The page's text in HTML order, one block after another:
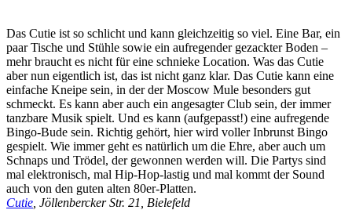
Das Cutie ist so schlicht und kann gleichzeitig so viel. Eine Bar, ein
paar Tische und Stühle sowie ein aufregender gezackter Boden –
mehr braucht es nicht für eine schnieke Location. Was das Cutie
aber nun eigentlich ist, das ist nicht ganz klar. Das Cutie kann eine
einfache Kneipe sein, in der der Moscow Mule besonders gut
schmeckt. Es kann aber auch ein angesagter Club sein, der immer
tanzbare Musik spielt. Und es kann (aufgepasst!) eine aufregende
Bingo-Bude sein. Richtig gehört, hier wird voller Inbrunst Bingo
gespielt. Wie immer geht es natürlich um die Ehre, aber auch um
Schnaps und Trödel, der gewonnen werden will. Die Partys sind
mal elektronisch, mal Hip-Hop-lastig und mal kommt der Sound
auch von den guten alten 80er-Platten.
Cutie , Jöllenbercker Str. 21, Bielefeld